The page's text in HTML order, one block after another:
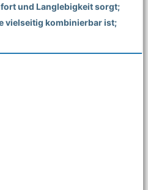
und Langlebigkeit sorgt;
vielseitig kombinierbar ist;